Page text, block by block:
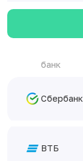
банк
Сбербанк
ВТБ